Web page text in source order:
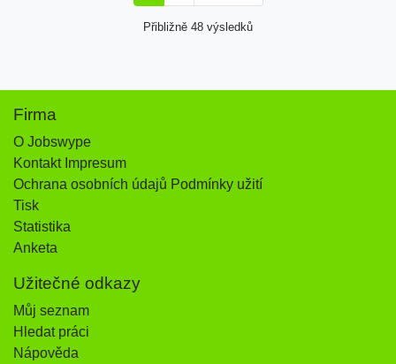
Přibližně 48 výsledků
Firma
O Jobswype
Kontakt Impresum
Ochrana osobních údajů Podmínky užití
Tisk
Statistika
Anketa
Užitečné odkazy
Můj seznam
Hledat práci
Nápověda